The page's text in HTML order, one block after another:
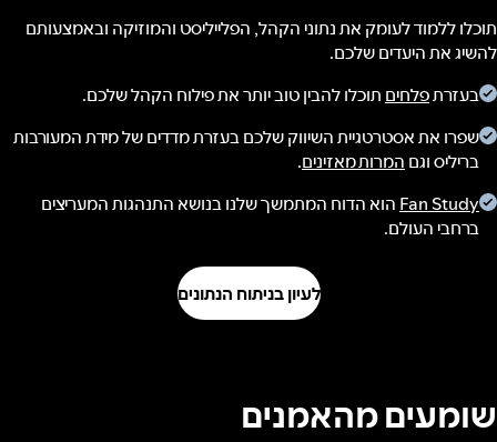
תוכלו ללמוד לעומק את נתוני הקהל, הפלייליסט והמוזיקה ובאמצעותם
להשיג את היעדים שלכם.
בעזרתפלחים תוכלו להבין טוב יותר את פילוח הקהל שלכם.
שפרו את אסטרטגיית השיווק שלכם בעזרת מדדים של מידת המעורבות
בריליס וגם המרות מאזינים.
Fan Study הוא הדוח המתמשך שלנו בנושא התנהגות המעריצים
ברחבי העולם.
לעיון בניתוח הנתונים
שומעים מהאמנים